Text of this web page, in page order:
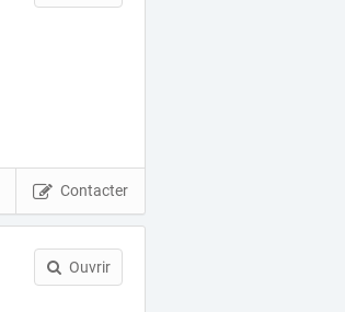
Contacter
Ouvrir